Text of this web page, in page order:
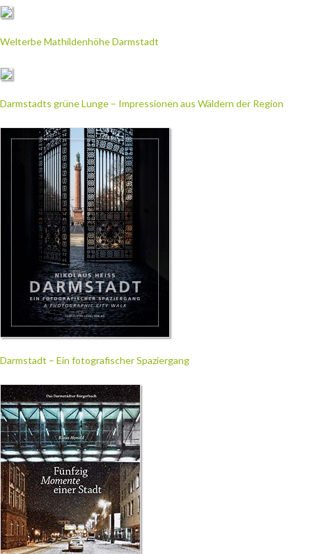
Welterbe Mathildenhöhe Darmstadt
Darmstadts grüne Lunge – Impressionen aus Wäldern der Region
Darmstadt – Ein fotografischer Spaziergang